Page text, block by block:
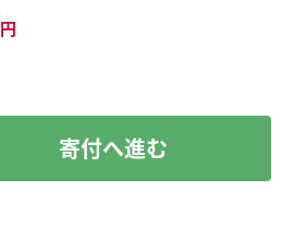
円
寄付へ進む